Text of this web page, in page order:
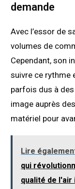
demande
Avec l’essor de
volumes de
Cependant, son
suivre ce rythme
parfois dus à
image auprès
matériel pour
Lire
qui
qualité de l'air